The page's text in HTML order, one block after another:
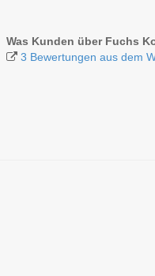
Was Kunden über Fuchs
3 Bewertungen aus dem